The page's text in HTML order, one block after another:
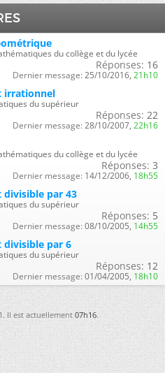
du collège et du lycée
Réponses: 16
Dernier message: 25/10/2016, 21h10
irrationnel
du supérieur
Réponses: 22
Dernier message: 28/10/2007, 22h16
du collège et du lycée
Réponses: 3
Dernier message: 14/12/2006, 18h55
par 43
du supérieur
Réponses: 5
Dernier message: 08/10/2005, 14h55
par 6
du supérieur
Réponses: 12
Dernier message: 01/04/2005, 18h10
Il est actuellement07h16.